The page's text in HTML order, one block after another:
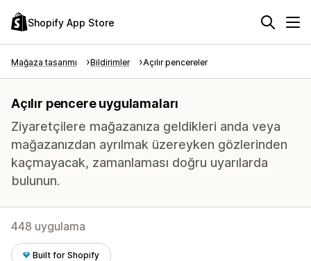
Shopify App Store
Mağaza tasarımı Bildirimler Açılır pencereler
Açılır pencere uygulamaları
Ziyaretçilere mağazanıza geldikleri anda veya
mağazanızdan ayrılmak üzereyken gözlerinden
kaçmayacak, zamanlaması doğru uyarılarda
bulunun.
448 uygulama
Built for Shopify